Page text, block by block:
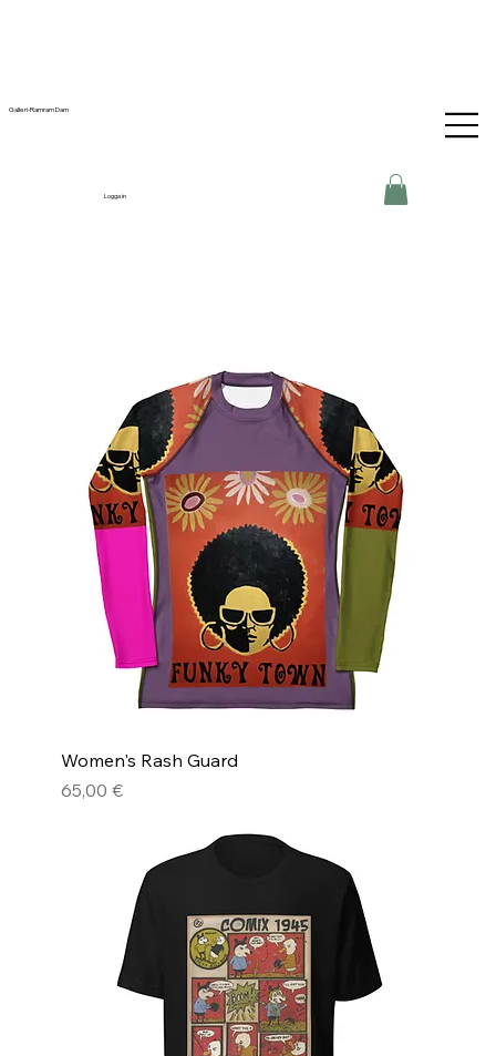
Galleri-Ramram Dam
Logga in
Women's Rash Guard
Pris
65,00 €